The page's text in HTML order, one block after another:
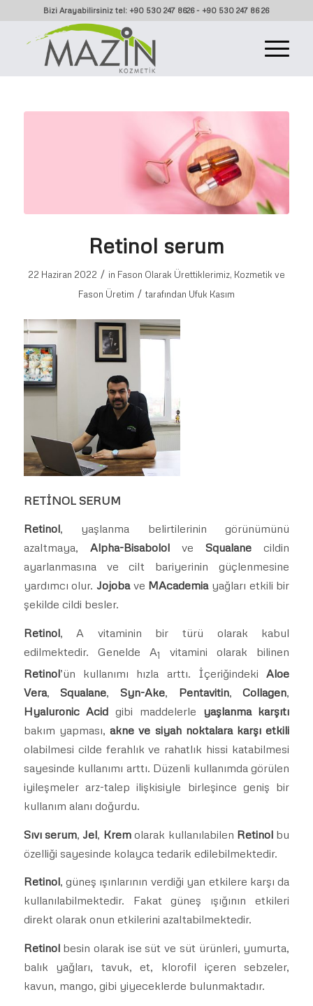
Bizi Arayabilirsiniz tel: +90 530 247 8626 - +90 530 247 86 26
Retinol serum
22 Haziran 2022 / in Fason Olarak Ürettiklerimiz, Kozmetik ve
Fason Üretim / tarafından Ufuk Kasım
RETİNOL SERUM
Retinol, yaşlanma belirtilerinin görünümünü
azaltmaya, Alpha-BisabololveSqualane cildin
ayarlanmasına ve cilt bariyerinin güçlenmesine
yardımcı olur. Jojobave MAcademiayağları etkili bir
şekilde cildi besler.
Retinol, A vitaminin bir türü olarak kabul
edilmektedir. Genelde A1
vitamini olarak bilinen
Retinol’ün kullanımı hızla arttı. İçeriğindekiAloe
Vera,Squalane, Syn-Ake, Pentavitin,Collagen,
Hyaluronic Acid gibi maddelerle yaşlanma karşıtı
bakım yapması,akne ve siyah noktalara karşı etkili
olabilmesi cilde ferahlık ve rahatlık hissi katabilmesi
sayesinde kullanımı arttı. Düzenli kullanımda görülen
iyileşmeler arz-talep ilişkisiyle birleşince geniş bir
kullanım alanı doğurdu.
Sıvı serum,Jel, Kremolarak kullanılabilen Retinol bu
özelliği sayesinde kolayca tedarik edilebilmektedir.
Retinol, güneş ışınlarının verdiği yan etkilere karşı da
kullanılabilmektedir. Fakat güneş ışığının etkileri
direkt olarak onun etkilerini azaltabilmektedir.
Retinolbesin olarak ise süt ve süt ürünleri, yumurta,
balık yağları, tavuk, et, klorofil içeren sebzeler,
kavun, mango, gibi yiyeceklerde bulunmaktadır.